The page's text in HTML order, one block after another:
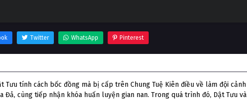
Twitter WhatsApp Pinterest
Tưu tính cách bốc đồng mà bị cấp trên Chung Tuệ Kiên điều về làm đội cảnh
Đả, cùng tiếp nhận khóa huấn luyện gian nan. Trong quá trình đó, Dật Tưu và